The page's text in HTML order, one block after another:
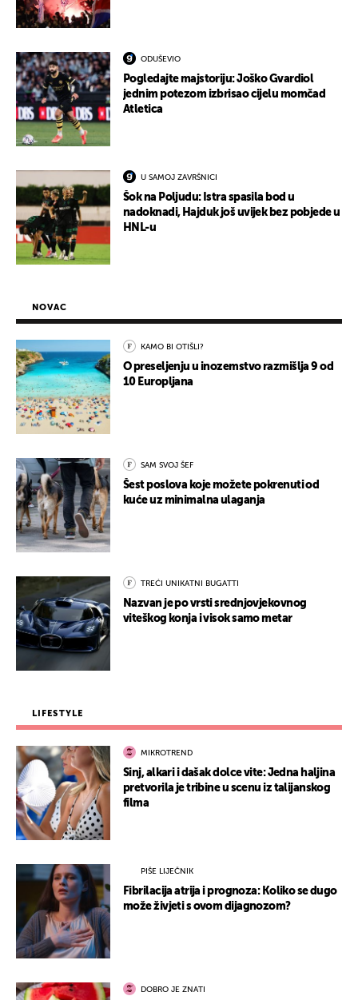
ODUŠEVIO
Pogledajte majstoriju: Joško Gvardiol
jednim potezom izbrisao cijelu momčad
Atletica
U SAMOJ ZAVRŠNICI
Šok na Poljudu: Istra spasila bod u
nadoknadi, Hajduk još uvijek bez pobjede u
HNL-u
NOVAC
KAMO BI OTIŠLI?
O preseljenju u inozemstvo razmišlja 9 od
10 Europljana
SAM SVOJ ŠEF
Šest poslova koje možete pokrenuti od
kuće uz minimalna ulaganja
TREĆI UNIKATNI BUGATTI
Nazvan je po vrsti srednjovjekovnog
viteškog konja i visok samo metar
LIFESTYLE
MIKROTREND
Sinj, alkari i dašak dolce vite: Jedna haljina
pretvorila je tribine u scenu iz talijanskog
filma
PIŠE LIJEČNIK
Fibrilacija atrija i prognoza: Koliko se dugo
može živjeti s ovom dijagnozom?
DOBRO JE ZNATI